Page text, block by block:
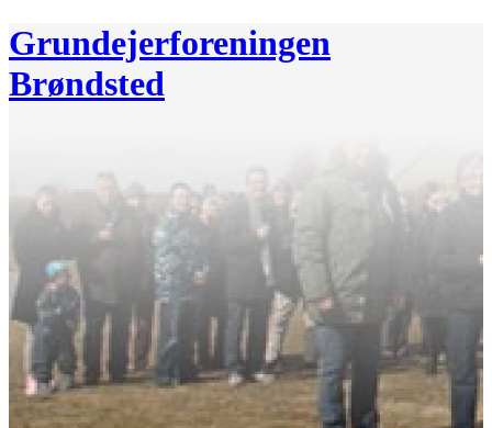
Grundejerforeningen
Brøndsted